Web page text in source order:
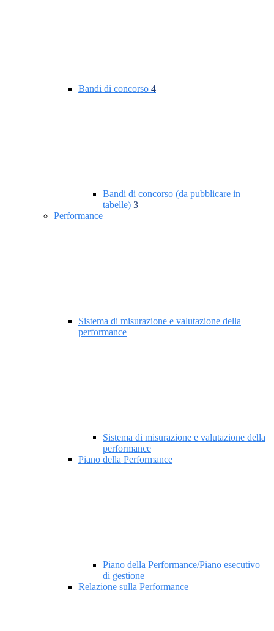
Bandi di concorso 4
Bandi di concorso (da pubblicare in
tabelle) 3
Performance
Sistema di misurazione e valutazione della
performance
Sistema di misurazione e valutazione della
performance
Piano della Performance
Piano della Performance/Piano esecutivo
di gestione
Relazione sulla Performance